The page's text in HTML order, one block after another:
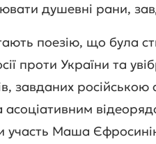
душевні рани,
поезію, що була
проти України та
завданих російською
участь Маша